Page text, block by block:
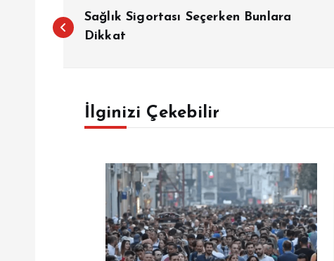
a
Sağlık Sigortası Seçerken Bunlara
Dikkat
İlginizi Çekebilir